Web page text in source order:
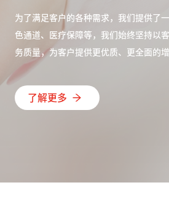
为了满足客户的各种需求，我们提供了
色通道、医疗保障等，我们始终坚持以
务质量，为客户提供更优质、更全面的增
了解更多